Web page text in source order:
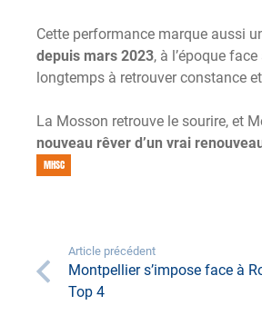
Cette performance marque aussi
depuis mars 2023, à l’époque face
longtemps à retrouver constance
La Mosson retrouve le sourire, et
nouveau rêver d’un vrai
MHSC
Article précédent
Montpellier s’impose face à
Top 4